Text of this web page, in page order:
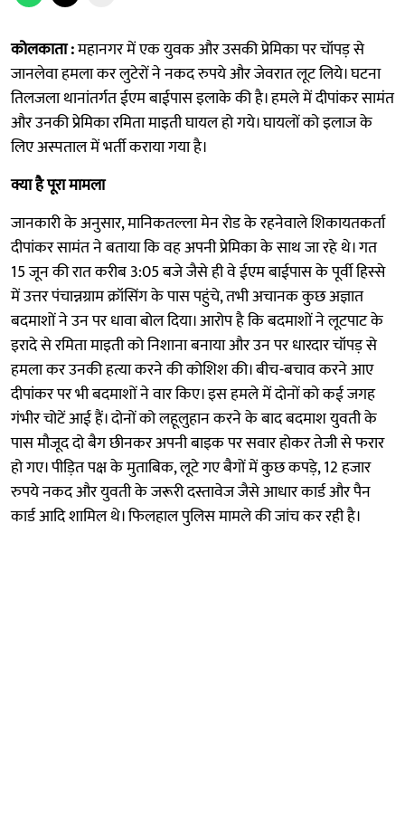
कोलकाता :महानगर में एक युवक और उसकी प्रेमिका पर चॉपड़ से
जानलेवा हमला कर लुटेरों ने नकद रुपये और जेवरात लूट लिये। घटना
तिलजला थानांतर्गत ईएम बाईपास इलाके की है। हमले में दीपांकर सामंत
और उनकी प्रेमिका रमिता माइती घायल हो गये। घायलों को इलाज के
लिए अस्पताल में भर्ती कराया गया है।
क्या है पूरा मामला
जानकारी के अनुसार, मानिकतल्ला मेन रोड के रहनेवाले शिकायतकर्ता
दीपांकर सामंत ने बताया कि वह अपनी प्रेमिका के साथ जा रहे थे। गत
15 जून की रात करीब 3:05 बजे जैसे ही वे ईएम बाईपास के पूर्वी हिस्से
में उत्तर पंचान्नग्राम क्रॉसिंग के पास पहुंचे, तभी अचानक कुछ अज्ञात
बदमाशों ने उन पर धावा बोल दिया। आरोप है कि बदमाशों ने लूटपाट के
इरादे से रमिता माइती को निशाना बनाया और उन पर धारदार चॉपड़ से
हमला कर उनकी हत्या करने की कोशिश की। बीच-बचाव करने आए
दीपांकर पर भी बदमाशों ने वार किए। इस हमले में दोनों को कई जगह
गंभीर चोटें आई हैं। दोनों को लहूलुहान करने के बाद बदमाश युवती के
पास मौजूद दो बैग छीनकर अपनी बाइक पर सवार होकर तेजी से फरार
हो गए। पीड़ित पक्ष के मुताबिक, लूटे गए बैगों में कुछ कपड़े, 12 हजार
रुपये नकद और युवती के जरूरी दस्तावेज जैसे आधार कार्ड और पैन
कार्ड आदि शामिल थे। फिलहाल पुलिस मामले की जांच कर रही है।